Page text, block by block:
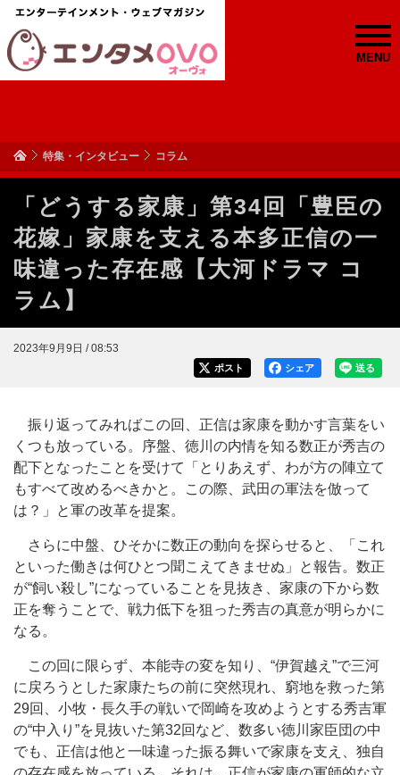
MENU
特集・インタビュー コラム
「どうする家康」第34回「豊臣の
花嫁」家康を支える本多正信の一
味違った存在感【大河ドラマ コ
ラム】
2023年9月9日 / 08:53
送る
シェア
ポスト
振り返ってみればこの回、正信は家康を動かす言葉をい
くつも放っている。序盤、徳川の内情を知る数正が秀吉の
配下となったことを受けて「とりあえず、わが方の陣立て
もすべて改めるべきかと。この際、武田の軍法を倣って
は？」と軍の改革を提案。
さらに中盤、ひそかに数正の動向を探らせると、「これ
といった働きは何ひとつ聞こえてきませぬ」と報告。数正
が“飼い殺し”になっていることを見抜き、家康の下から数
正を奪うことで、戦力低下を狙った秀吉の真意が明らかに
なる。
この回に限らず、本能寺の変を知り、“伊賀越え”で三河
に戻ろうとした家康たちの前に突然現れ、窮地を救った第
29回、小牧・長久手の戦いで岡崎を攻めようとする秀吉軍
の“中入り”を見抜いた第32回など、数多い徳川家臣団の中
でも、正信は他と一味違った振る舞いで家康を支え、独自